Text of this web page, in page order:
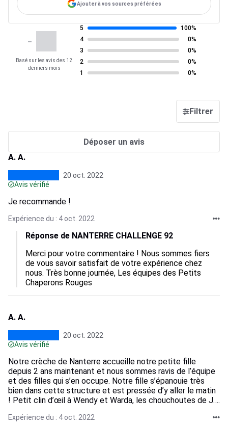
Ajouter à vos sources préférées
-
Basé sur les avis des 12
derniers mois
5
100%
4
0%
3
0%
2
0%
1
0%
Filtrer
Déposer un avis
A. A.
20 oct. 2022
Avis vérifié
Je recommande !
Expérience du : 4 oct. 2022
Réponse de NANTERRE CHALLENGE 92
Merci pour votre commentaire ! Nous sommes fiers
de vous savoir satisfait de votre expérience chez
nous. Très bonne journée, Les équipes des Petits
Chaperons Rouges
A. A.
20 oct. 2022
Avis vérifié
Notre crèche de Nanterre accueille notre petite fille
depuis 2 ans maintenant et nous sommes ravis de l’équipe
et des filles qui s’en occupe. Notre fille s’épanouie très
bien dans cette structure et est pressée d’y aller le matin
! Petit clin d’œil à Wendy et Warda, les chouchoutes de J….
Expérience du : 4 oct. 2022